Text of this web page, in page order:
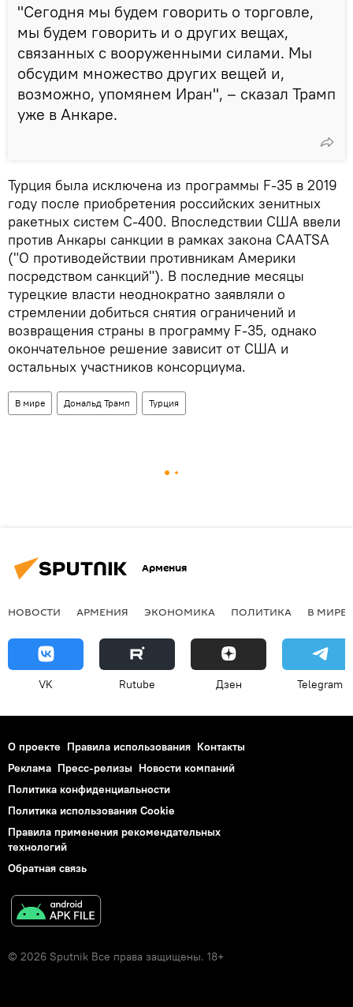
"Сегодня мы будем говорить о торговле,
мы будем говорить и о других вещах,
связанных с вооруженными силами. Мы
обсудим множество других вещей и,
возможно, упомянем Иран", – сказал Трамп
уже в Анкаре.
Турция была исключена из программы F-35 в 2019
году после приобретения российских зенитных
ракетных систем С-400. Впоследствии США ввели
против Анкары санкции в рамках закона CAATSA
("О противодействии противникам Америки
посредством санкций"). В последние месяцы
турецкие власти неоднократно заявляли о
стремлении добиться снятия ограничений и
возвращения страны в программу F-35, однако
окончательное решение зависит от США и
остальных участников консорциума.
В мире Дональд Трамп Турция
Армения
НОВОСТИ АРМЕНИЯ ЭКОНОМИКА ПОЛИТИКА В МИРЕ
VK Rutube Дзен Telegram
О проекте Правила использования Контакты
Реклама Пресс-релизы Новости компаний
Политика конфиденциальности
Политика использования Cookie
Правила применения рекомендательных
технологий
Обратная связь
© 2026 Sputnik Все права защищены. 18+